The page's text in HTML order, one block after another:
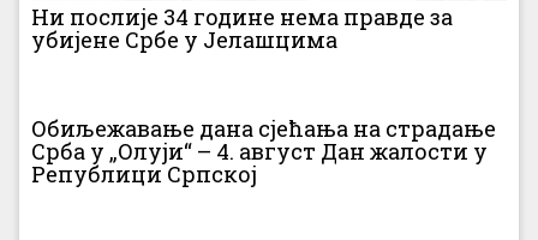
Ни послије 34 године нема правде за
убијене Србе у Јелашцима
Обиљежавање дана сјећања на страдање
Срба у „Олуји“ – 4. август Дан жалости у
Републици Српској